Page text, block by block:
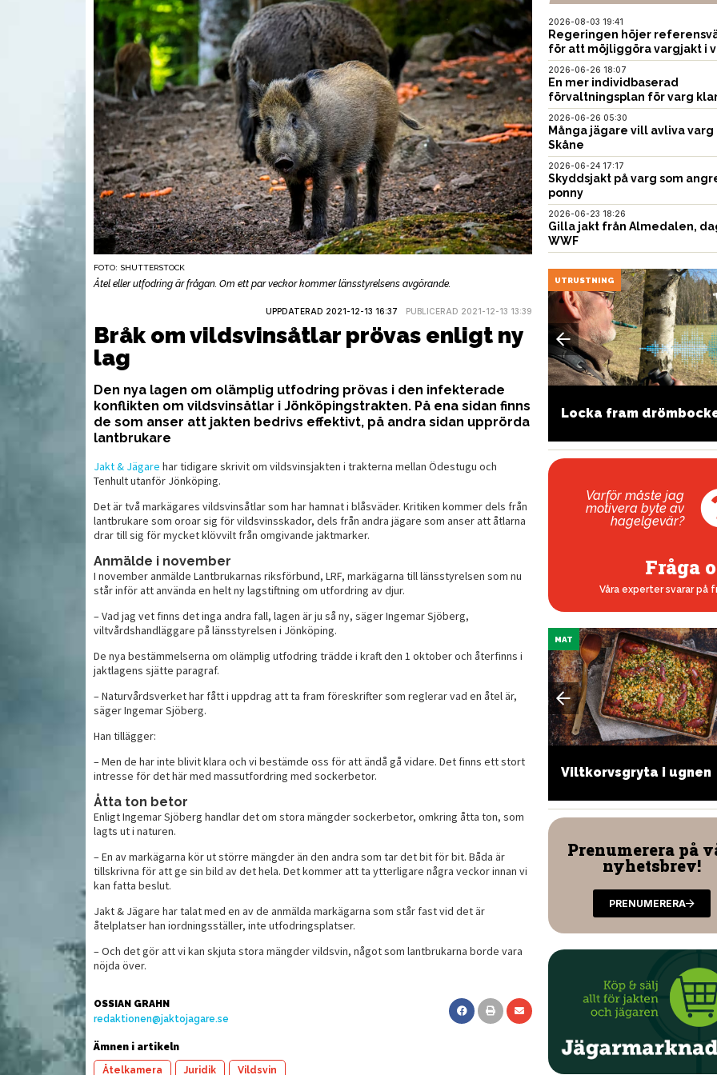
FOTO: SHUTTERSTOCK
Åtel eller utfodring är frågan. Om ett par veckor kommer länsstyrelsens avgörande.
UPPDATERAD 2021-12-13 16:37 PUBLICERAD 2021-12-13 13:39
Bråk om vildsvinsåtlar prövas enligt ny
lag
Den nya lagen om olämplig utfodring prövas i den infekterade
konflikten om vildsvinsåtlar i Jönköpingstrakten. På ena sidan finns
de som anser att jakten bedrivs effektivt, på andra sidan upprörda
lantbrukare
Jakt & Jägare har tidigare skrivit om vildsvinsjakten i trakterna mellan Ödestugu och
Tenhult utanför Jönköping.
Det är två markägares vildsvinsåtlar som har hamnat i blåsväder. Kritiken kommer dels från
lantbrukare som oroar sig för vildsvinsskador, dels från andra jägare som anser att åtlarna
drar till sig för mycket klövvilt från omgivande jaktmarker.
Anmälde i november
I november anmälde Lantbrukarnas riksförbund, LRF, markägarna till länsstyrelsen som nu
står inför att använda en helt ny lagstiftning om utfordring av djur.
– Vad jag vet finns det inga andra fall, lagen är ju så ny, säger Ingemar Sjöberg,
viltvårdshandläggare på länsstyrelsen i Jönköping.
De nya bestämmelserna om olämplig utfodring trädde i kraft den 1 oktober och återfinns i
jaktlagens sjätte paragraf.
– Naturvårdsverket har fått i uppdrag att ta fram föreskrifter som reglerar vad en åtel är,
säger Ingemar Sjöberg.
Han tillägger:
– Men de har inte blivit klara och vi bestämde oss för att ändå gå vidare. Det finns ett stort
intresse för det här med massutfordring med sockerbetor.
Åtta ton betor
Enligt Ingemar Sjöberg handlar det om stora mängder sockerbetor, omkring åtta ton, som
lagts ut i naturen.
– En av markägarna kör ut större mängder än den andra som tar det bit för bit. Båda är
tillskrivna för att ge sin bild av det hela. Det kommer att ta ytterligare några veckor innan vi
kan fatta beslut.
Jakt & Jägare har talat med en av de anmälda markägarna som står fast vid det är
åtelplatser han iordningsställer, inte utfodringsplatser.
– Och det gör att vi kan skjuta stora mängder vildsvin, något som lantbrukarna borde vara
nöjda över.
OSSIAN GRAHN
redaktionen@jaktojagare.se
Ämnen i artikeln
Åtelkamera Juridik Vildsvin
2026-08-03 19:41
Regeringen höjer
för att möjliggöra vargjakt i
2026-06-26 18:07
En mer individbaserad
förvaltningsplan för varg
2026-06-26 05:30
Många jägare vill avliva varg
Skåne
2026-06-24 17:17
Skyddsjakt på varg som
ponny
2026-06-23 18:26
Gilla jakt från Almedalen,
WWF
i Berettas
VAPEN
Konkurrensen
i mellanprisklassen
hårdnar
VAPEN
Nu är AR-vapen tillåtna
för jakt
UTRUSTNING
Locka fram
Varför måste jag
motivera byte av
hagelgevär?
Fråga
Våra experter svarar på
Pankopanerad and med
kantarellrisotto
Taco på asiatiskt vis
MAT
Viltkorvsgryta i ugnen
Prenumerera på
nyhetsbrev!
PRENUMERERA